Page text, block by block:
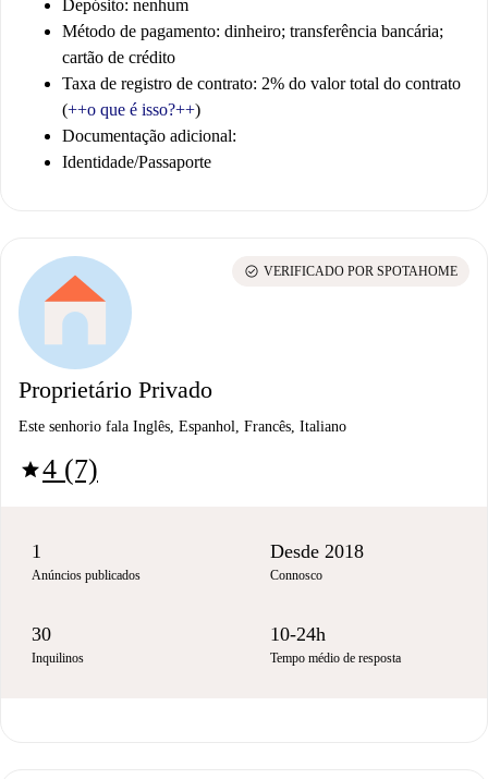
Depósito: nenhum
Método de pagamento: dinheiro; transferência bancária;
cartão de crédito
Taxa de registro de contrato: 2% do valor total do contrato
(++o que é isso?++)
Documentação adicional:
Identidade/Passaporte
Proprietário Privado
Este senhorio fala Inglês, Espanhol, Francês, Italiano
star4 (7)
check_circle VERIFICADO POR SPOTAHOME
1
Anúncios publicados
Desde 2018
Connosco
30
Inquilinos
10-24h
Tempo médio de resposta